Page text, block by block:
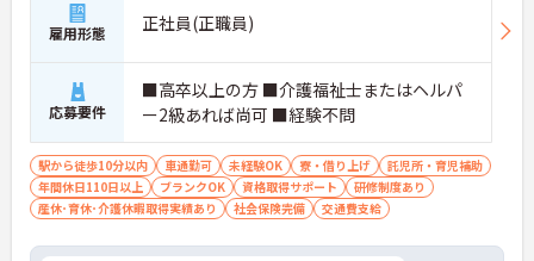
雇用形態 正社員(正職員)
応募要件
■高卒以上の方 ■介護福祉士またはヘルパ
ー2級あれば尚可 ■経験不問
駅から徒歩10分以内 車通勤可 未経験OK 寮・借り上げ
託児所・育児補助
年間休日110日以上
ブランクOK 資格取得サポート
研修制度あり
産休･育休･介護休暇取得実績あり
社会保険完備 交通費支給